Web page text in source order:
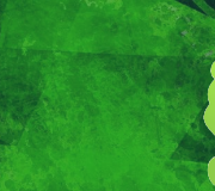
Saltar
al
contenido